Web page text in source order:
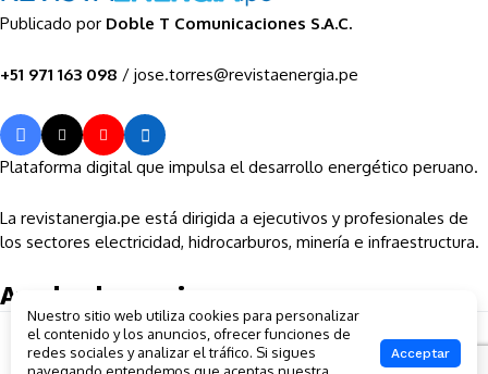
Publicado por Doble T Comunicaciones S.A.C.
+51 971 163 098 / jose.torres@revistaenergia.pe
Plataforma digital que impulsa el desarrollo energético peruano.
La revistanergia.pe está dirigida a ejecutivos y profesionales de
los sectores electricidad, hidrocarburos, minería e infraestructura.
Ayuda al usuario
Sobre la empresa
Contactos
Política de privacidad
Nuestro sitio web utiliza cookies para personalizar
el contenido y los anuncios, ofrecer funciones de
redes sociales y analizar el tráfico. Si sigues
Acceptar